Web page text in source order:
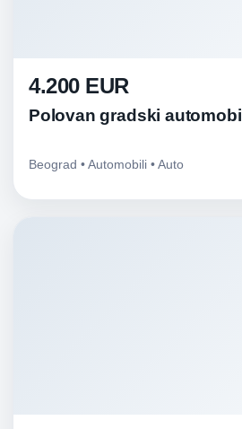
4.200 EUR
Polovan gradski automobil
Beograd • Automobili • Auto